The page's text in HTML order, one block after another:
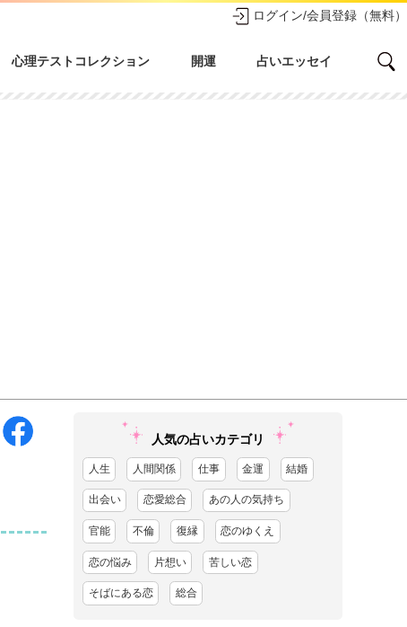
ログイン/会員登録（無料）
心理テストコレクション 開運 占いエッセイ
人気の占いカテゴリ
人生 人間関係 仕事 金運 結婚
出会い 恋愛総合 あの人の気持ち
官能 不倫 復縁 恋のゆくえ
恋の悩み 片想い 苦しい恋
そばにある恋 総合